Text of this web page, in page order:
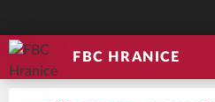
FBC HRANICE